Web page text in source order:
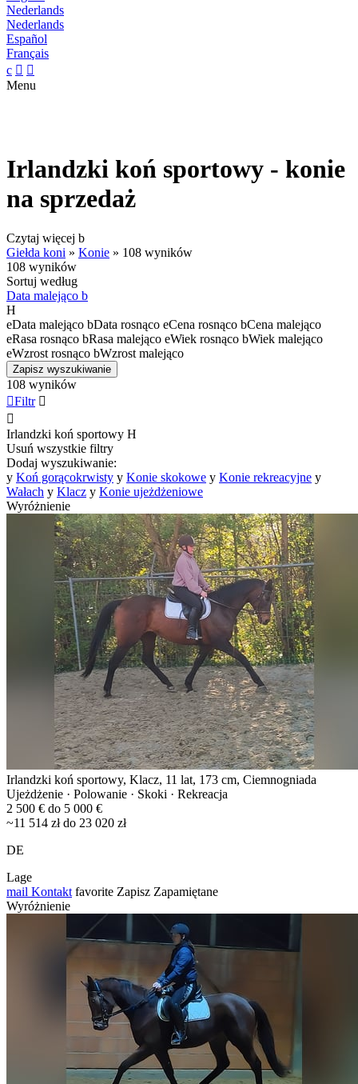
Nederlands
Nederlands
Español
Français
c  
Menu
Irlandzki koń sportowy - konie
na sprzedaż
Czytaj więcej b
Giełda koni » Konie » 108 wyników
108 wyników
Sortuj według
Data malejąco b
H
eData malejąco bData rosnąco eCena rosnąco bCena malejąco
eRasa rosnąco bRasa malejąco eWiek rosnąco bWiek malejąco
eWzrost rosnąco bWzrost malejąco
Zapisz wyszukiwanie
108 wyników
Filtr 

Irlandzki koń sportowy H
Usuń wszystkie filtry
Dodaj wyszukiwanie:
y Koń gorącokrwisty y Konie skokowe y Konie rekreacyjne y
Wałach y Klacz y Konie ujeżdżeniowe
Wyróżnienie
Irlandzki koń sportowy, Klacz, 11 lat, 173 cm, Ciemnogniada
Ujeżdżenie · Polowanie · Skoki · Rekreacja
2 500 € do 5 000 €
~11 514 zł do 23 020 zł
DE
Lage
mail Kontakt favorite Zapisz Zapamiętane
Wyróżnienie